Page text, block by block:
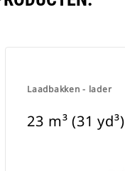
Laadbakken - lader
23 m³ (31 yd³)